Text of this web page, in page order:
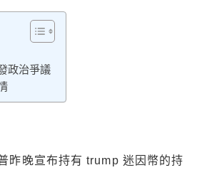
政治爭議
昨晚宣布持有 trump 迷因幣的持